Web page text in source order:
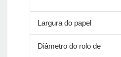
Largura do papel
Diâmetro do rolo de